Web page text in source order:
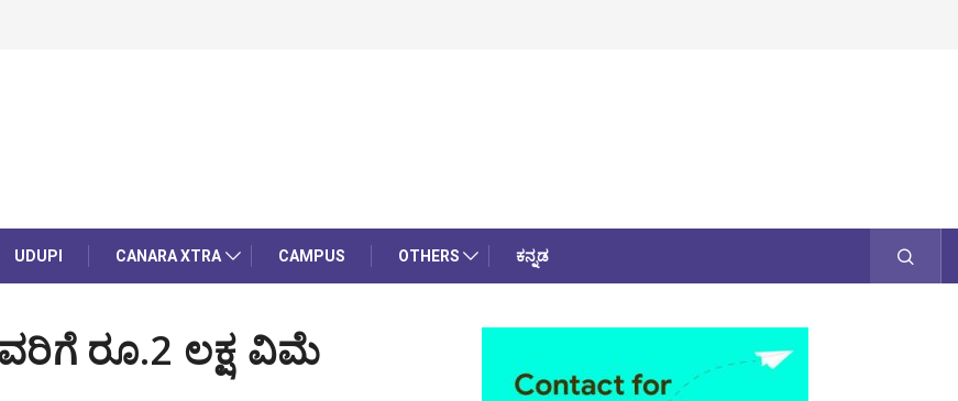
UDUPI CANARA XTRA CAMPUS OTHERS ಕನ್ನಡ
ರೂ.2 ಲಕ್ಷ ವಿಮೆ